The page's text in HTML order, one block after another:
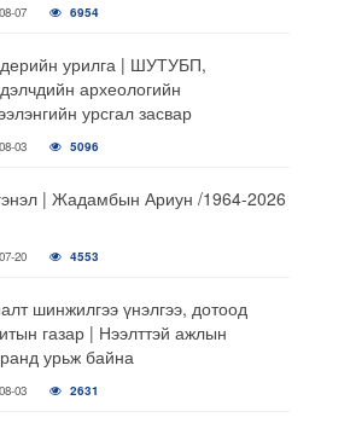
07 6954
урилга | ШУТУБП,
археологийн
урсгал засвар
03 5096
| Жадамбын Ариун /1964-2026
20 4553
шинжилгээ үнэлгээ, дотоод
газар | Нээлттэй ажлын
урьж байна
03 2631